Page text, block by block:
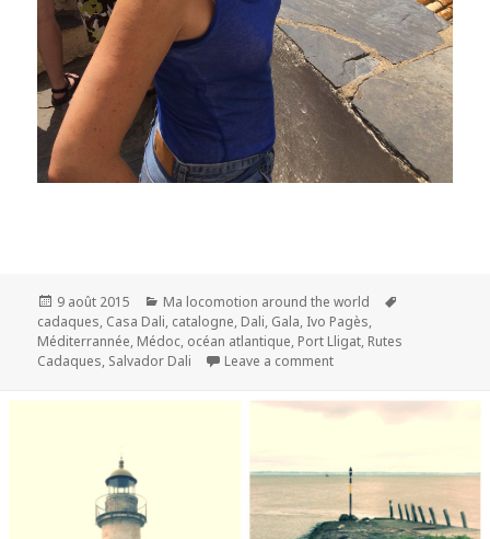
Publié
le
9 août 2015 Catégories
Ma locomotion around the world
cadaques, Casa Dali, catalogne, Dali, Gala, Ivo Pagès,
Méditerrannée, Médoc, océan atlantique, Port Lligat, Rutes
Cadaques, Salvador Dali Leave a comment